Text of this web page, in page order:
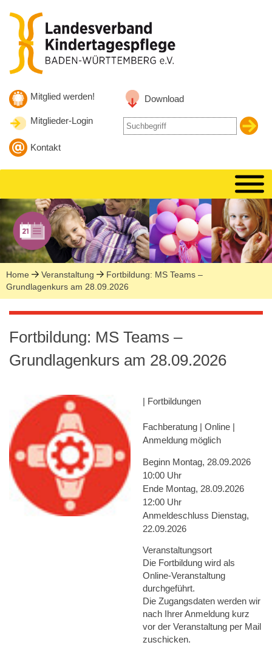
Zum Inhalt
Zur Hauptnavigation
Zur Suche springen
Mitglied werden!
Mitglieder-Login
Kontakt
Download
Suche
nach
Home Veranstaltung
Fortbildung: MS Teams –
Grundlagenkurs am 28.09.2026
Fortbildung: MS Teams –
Grundlagenkurs am 28.09.2026
| Fortbildungen
Fachberatung | Online |
Anmeldung möglich
Beginn Montag, 28.09.2026
10:00 Uhr
Ende Montag, 28.09.2026
12:00 Uhr
Anmeldeschluss Dienstag,
22.09.2026
Veranstaltungsort
Die Fortbildung wird als
Online-Veranstaltung
durchgeführt.
Die Zugangsdaten werden wir
nach Ihrer Anmeldung kurz
vor der Veranstaltung per Mail
zuschicken.